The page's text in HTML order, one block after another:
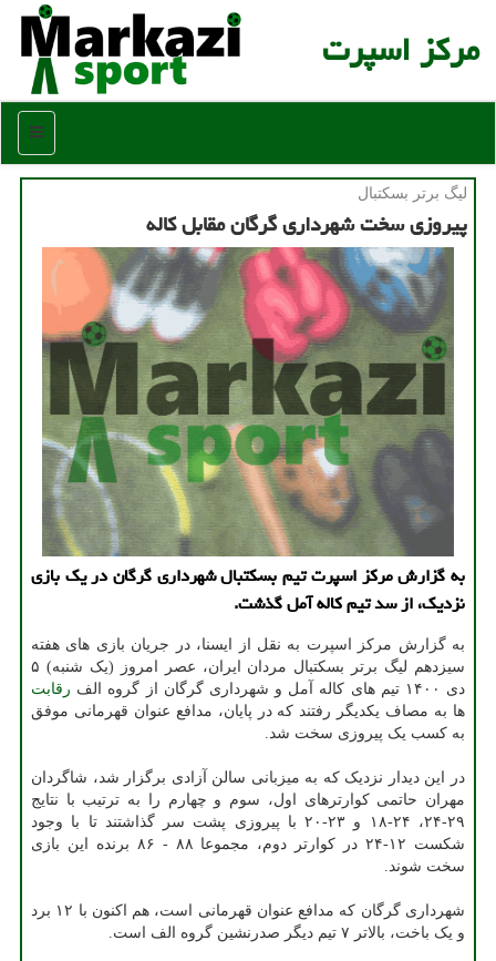
مركز اسپرت
منو
لیگ برتر بسكتبال
پیروزی سخت شهرداری گرگان مقابل کاله
به گزارش مرکز اسپرت تیم بسکتبال شهرداری گرگان در یک بازی
نزدیک، از سد تیم کاله آمل گذشت.
به گزارش مرکز اسپرت به نقل از ایسنا، در جریان بازی های هفته
سیزدهم لیگ برتر بسکتبال مردان ایران، عصر امروز (یک شنبه) ۵
دی ۱۴۰۰ تیم های کاله آمل و شهرداری گرگان از گروه الف
رقابت
ها به مصاف یکدیگر رفتند که در پایان، مدافع عنوان قهرمانی موفق
به کسب یک پیروزی سخت شد.
در این دیدار نزدیک که به میزبانی سالن آزادی برگزار شد، شاگردان
مهران حاتمی کوارترهای اول، سوم و چهارم را به ترتیب با نتایج
۲۹-۲۴، ۲۴-۱۸ و ۲۳-۲۰ با پیروزی پشت سر گذاشتند تا با وجود
شکست ۱۲-۲۴ در کوارتر دوم، مجموعا ۸۸ - ۸۶ برنده این بازی
سخت شوند.
شهرداری گرگان که مدافع عنوان قهرمانی است، هم اکنون با ۱۲ برد
و یک باخت، بالاتر ۷ تیم دیگر صدرنشین گروه الف است.